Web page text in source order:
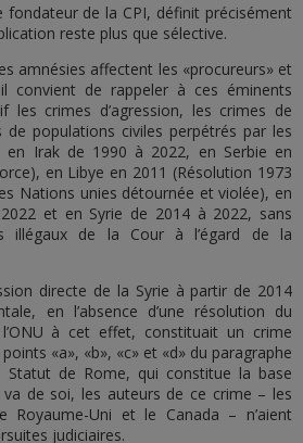
de la CPI, définit précisément
reste plus que sélective.
amnésies affectent les «procureurs» et
convient de rappeler à ces éminents
les crimes d’agression, les crimes de
de populations civiles perpétrés par les
en Irak de 1990 à 2022, en Serbie en
en Libye en 2011 (Résolution 1973
Nations unies détournée et violée), en
et en Syrie de 2014 à 2022, sans
illégaux de la Cour à l’égard de la
directe de la Syrie à partir de 2014
en l’absence d’une résolution du
à cet effet, constituait un crime
«a», «b», «c» et «d» du paragraphe
Statut de Rome, qui constitue la base
va de soi, les auteurs de ce crime – les
Royaume-Uni et le Canada – n’aient
judiciaires.